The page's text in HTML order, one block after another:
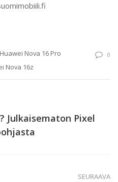
Huawei Nova 16 Pro
Nova 16z
0
Julkaisematon Pixel
SEURAAVA